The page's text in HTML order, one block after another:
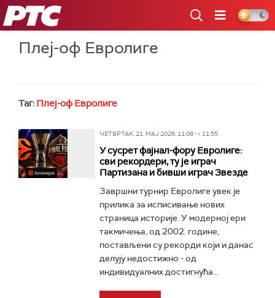
РТС
Плеј-оф Евролиге
Таг: Плеј-оф Евролиге
ЧЕТВРТАК, 21. МАЈ 2026, 11:08 -> 11:55
У сусрет фајнал-фору Евролиге:
сви рекордери, ту је играч
Партизана и бивши играч Звезде
Завршни турнир Евролиге увек је
прилика за исписивање нових
страница историје. У модерној ери
такмичења, од 2002. године,
постављени су рекорди који и данас
делују недостижно - од
индивидуалних достигнућа...